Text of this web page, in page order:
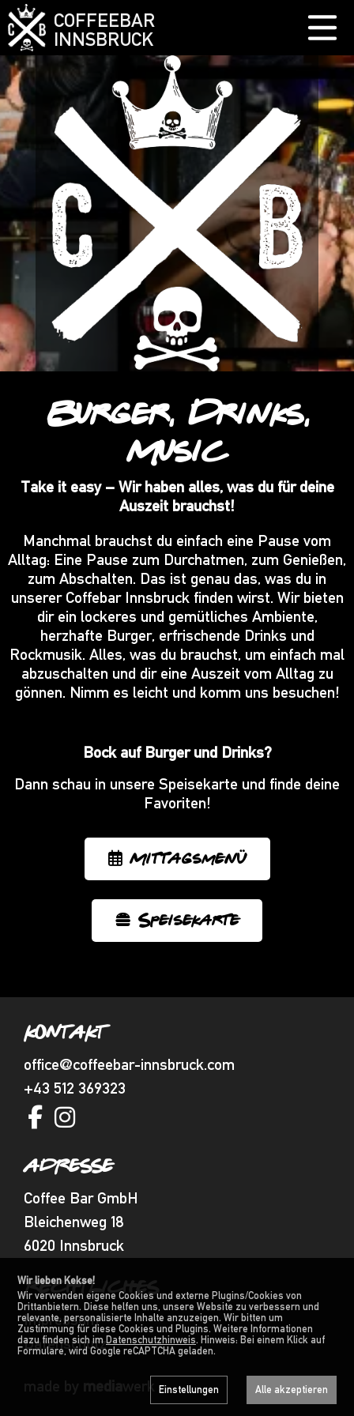
COFFEEBAR
INNSBRUCK
Burger, Drinks,
Music
Take it easy – Wir haben alles, was du für deine
Auszeit brauchst!
Manchmal brauchst du einfach eine Pause vom
Alltag: Eine Pause zum Durchatmen, zum Genießen,
zum Abschalten. Das ist genau das, was du in
unserer Coffebar Innsbruck finden wirst. Wir bieten
dir ein lockeres und gemütliches Ambiente,
herzhafte Burger, erfrischende Drinks und
Rockmusik. Alles, was du brauchst, um einfach mal
abzuschalten und dir eine Auszeit vom Alltag zu
gönnen. Nimm es leicht und komm uns besuchen!
Bock auf Burger und Drinks?
Dann schau in unsere Speisekarte und finde deine
Favoriten!
Mittagsmenü
Speisekarte
KONTAKT
office@coffeebar-innsbruck.com
+43 512 369323
ADRESSE
Coffee Bar GmbH
Bleichenweg 18
6020 Innsbruck
RECHTLICHES
Impressum
Datenschutz
Wir lieben Kekse!
Wir verwenden eigene Cookies und externe Plugins/Cookies von
Drittanbietern. Diese helfen uns, unsere Website zu verbessern und
relevante, personalisierte Inhalte anzuzeigen. Wir bitten um
Zustimmung für diese Cookies und Plugins. Weitere Informationen
dazu finden sich im Datenschutzhinweis. Hinweis: Bei einem Klick auf
Formulare, wird Google reCAPTCHA geladen.
Einstellungen Alle akzeptieren